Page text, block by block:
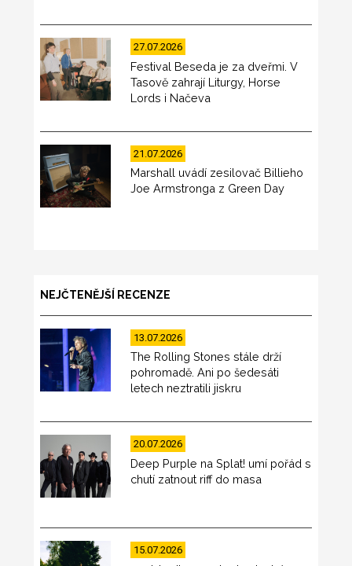
27.07.2026
Festival Beseda je za dveřmi. V
Tasově zahrají Liturgy, Horse
Lords i Načeva
21.07.2026
Marshall uvádí zesilovač Billieho
Joe Armstronga z Green Day
NEJČTENĚJŠÍ RECENZE
13.07.2026
The Rolling Stones stále drží
pohromadě. Ani po šedesáti
letech neztratili jiskru
20.07.2026
Deep Purple na Splat! umí pořád s
chutí zatnout riff do masa
15.07.2026